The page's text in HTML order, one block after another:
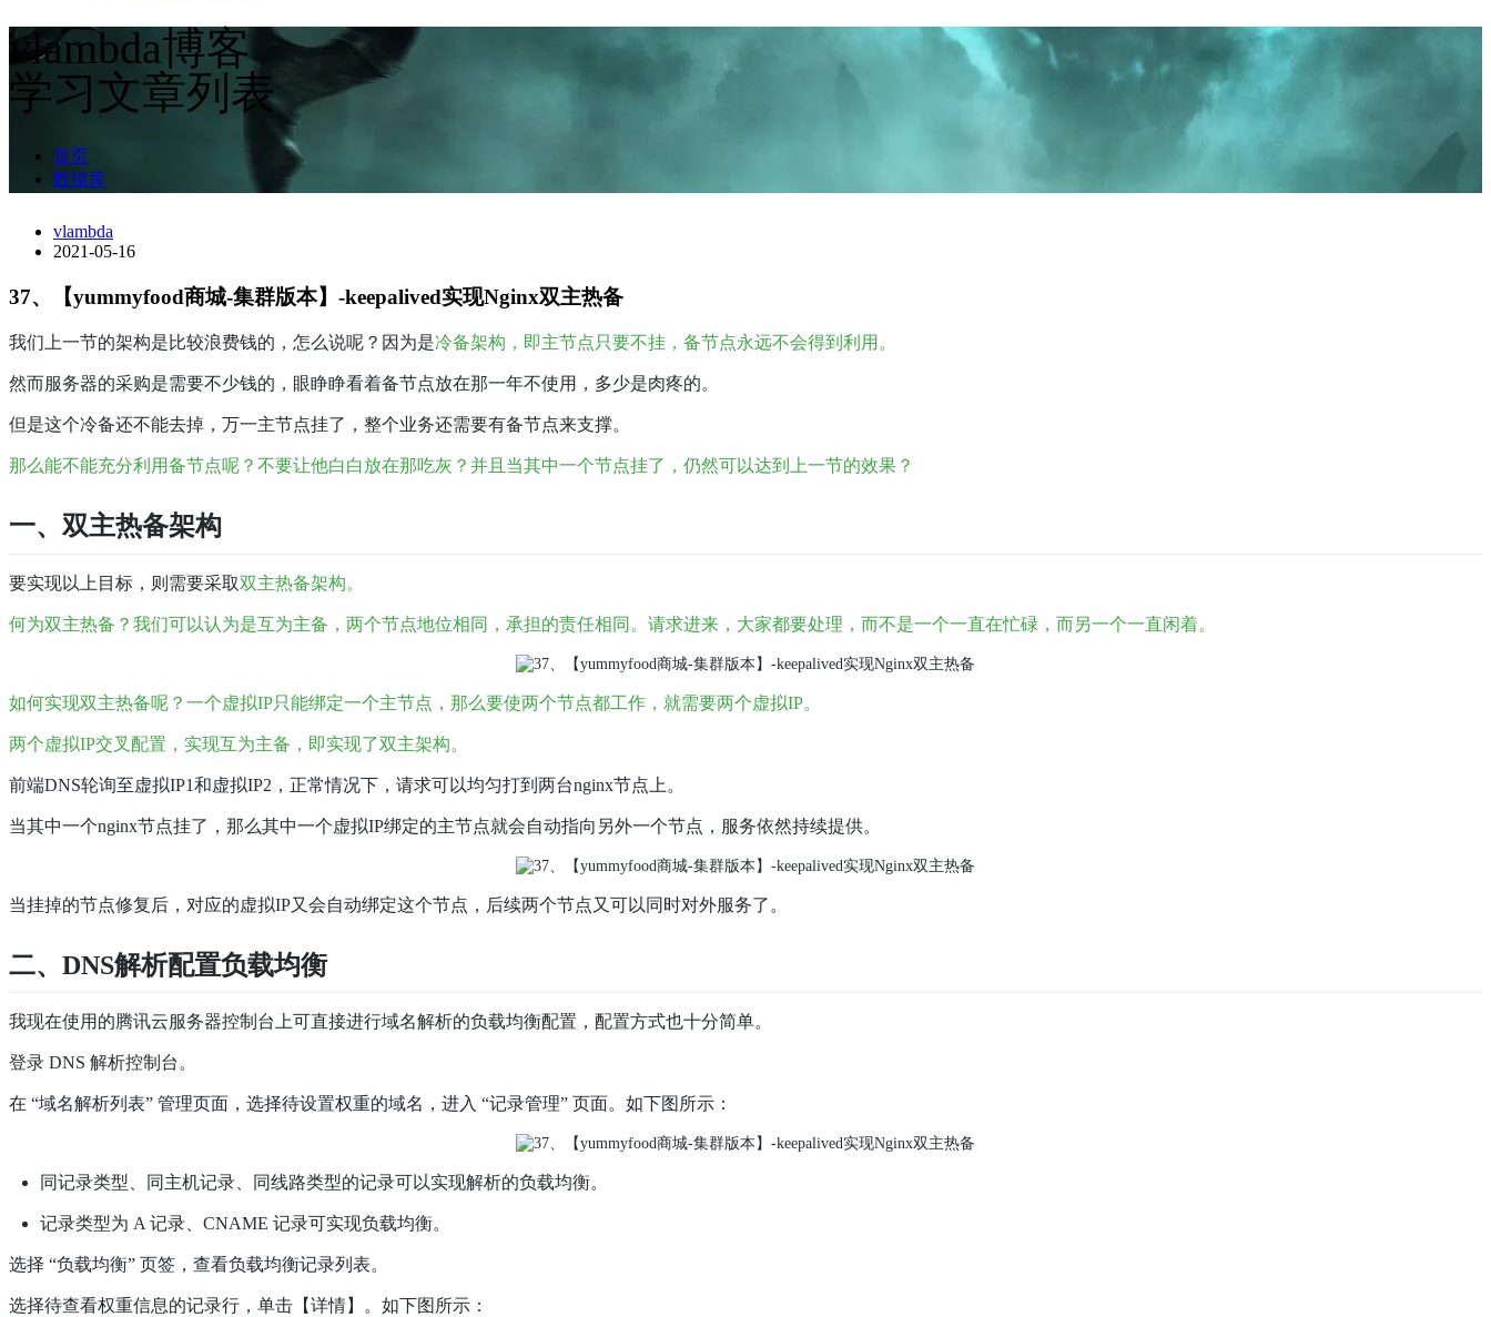
vlambda博客
学习文章列表
首页
数据库
vlambda
2021-05-16
37、【yummyfood商城-集群版本】-keepalived实现Nginx双主热备
我们上一节的架构是比较浪费钱的，怎么说呢？因为是冷备架构，即主节点只要不挂，备节点永远不会得到利用。
然而服务器的采购是需要不少钱的，眼睁睁看着备节点放在那一年不使用，多少是肉疼的。
但是这个冷备还不能去掉，万一主节点挂了，整个业务还需要有备节点来支撑。
那么能不能充分利用备节点呢？不要让他白白放在那吃灰？并且当其中一个节点挂了，仍然可以达到上一节的效果？
一、双主热备架构
要实现以上目标，则需要采取双主热备架构。
何为双主热备？ 我们可以认为是互为主备， 两个节点地位相同，承担的责任相同 。请求进来，大家都要处理，而不是一个一直在忙碌，而另一个一直闲着。
如何实现双主热备呢？ 一个虚拟IP只能绑定一个主节点，那么要使两个节点都工作，就需要两个虚拟IP。
两个虚拟IP交叉配置，实现互为主备，即实现了双主架构。
前端DNS轮询至虚拟IP1和虚拟IP2，正常情况下，请求可以均匀打到两台nginx节点上。
当其中一个nginx节点挂了，那么其中一个虚拟IP绑定的主节点就会自动指向另外一个节点，服务依然持续提供。
当挂掉的节点修复后，对应的虚拟IP又会自动绑定这个节点，后续两个节点又可以同时对外服务了。
二、DNS解析配置负载均衡
我现在使用的腾讯云服务器控制台上可直接进行域名解析的负载均衡配置，配置方式也十分简单。
登录 DNS 解析控制台。
在 “域名解析列表” 管理页面，选择待设置权重的域名，进入 “记录管理” 页面。如下图所示：
同记录类型、同主机记录、同线路类型的记录可以实现解析的负载均衡。
记录类型为 A 记录、CNAME 记录可实现负载均衡。
选择 “负载均衡” 页签，查看负载均衡记录列表。
选择待查看权重信息的记录行，单击【详情】。如下图所示：